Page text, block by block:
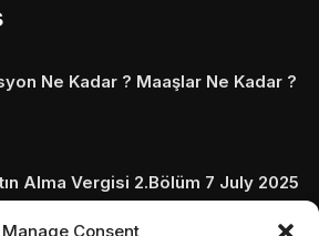
Manage Consent
Ne Kadar ? Maaşlar Ne Kadar ?
Alma Vergisi 2.Bölüm 7 July 2025